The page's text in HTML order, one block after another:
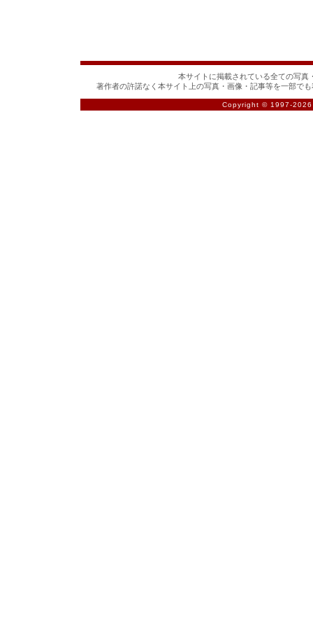
本サイトに掲載されている全ての写真
著作者の許諾なく本サイト上の写真・画像・記事等を一部で
Copyright © 1997-